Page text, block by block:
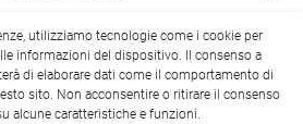
info@nocigazzettino.it Contatti|
utilizziamo tecnologie come i cookie per
informazioni del dispositivo. Il consenso a
di elaborare dati come il comportamento di
sito. Non acconsentire o ritirare il consenso
alcune caratteristiche e funzioni.